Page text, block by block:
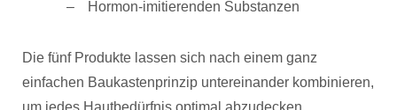
Hormon-imitierenden Substanzen
Die fünf Produkte lassen sich nach einem ganz
einfachen Baukastenprinzip untereinander kombinieren,
um jedes Hautbedürfnis optimal abzudecken.